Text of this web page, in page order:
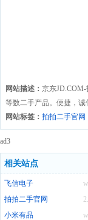
网站描述： 京东
等数二手产品。便捷，
网站标签： 拍拍二手官网
ad3
相关站点
飞信电子
拍拍二手官网
小米有品